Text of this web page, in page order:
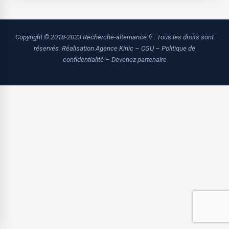
Copyright © 2018-2023 Recherche-alternance.fr . Tous les droits sont
réservés. Réalisation Agence Kinic – CGU – Politique de
confidentialité – Devenez partenaire